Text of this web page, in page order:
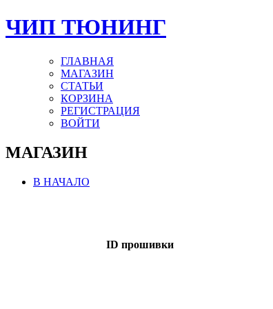
ЧИП ТЮНИНГ
ГЛАВНАЯ
МАГАЗИН
СТАТЬИ
КОРЗИНА
РЕГИСТРАЦИЯ
ВОЙТИ
МАГАЗИН
В НАЧАЛО
ID прошивки